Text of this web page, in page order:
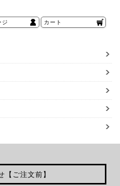
ジ カート
【ご注文前】